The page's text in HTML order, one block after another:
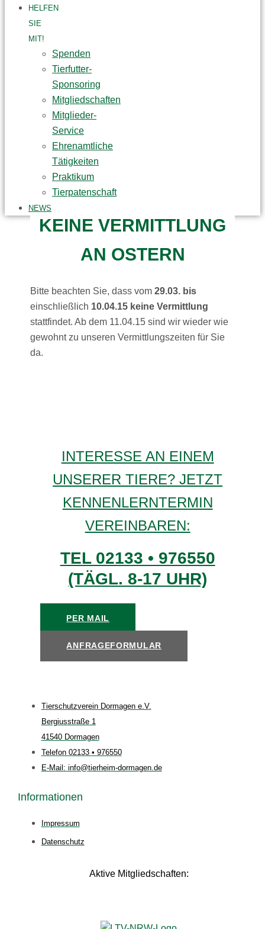
HELFEN
SIE
MIT!
Spenden
Tierfutter-
Sponsoring
Mitgliedschaften
Mitglieder-
Service
Ehrenamtliche
Tätigkeiten
Praktikum
Tierpatenschaft
NEWS
KEINE VERMITTLUNG
AN OSTERN
Bitte beachten Sie, dass vom29.03. bis
einschließlich 10.04.15 keine Vermittlung
stattfindet. Ab dem 11.04.15 sind wir wieder wie
gewohnt zu unseren Vermittlungszeiten für Sie
da.
INTERESSE AN EINEM
UNSERER TIERE? JETZT
KENNENLERNTERMIN
VEREINBAREN:
TEL 02133 • 976550
(TÄGL. 8-17 UHR)
PER MAIL
ANFRAGEFORMULAR
Tierschutzverein Dormagen e.V.
Bergiusstraße 1
41540 Dormagen
Telefon 02133 • 976550
E-Mail: info@tierheim-dormagen.de
Informationen
Impressum
Datenschutz
Aktive Mitgliedschaften: